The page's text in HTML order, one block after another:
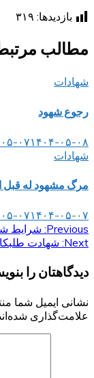
بازدیدها: ۳۱۹
مطالب
شهادات
رجوع شهود
۱۴۰۴-۰۵-۰۸
شهادات
مرگ مشهود له قبل
۱۴۰۴-۰۵-۰۷
راهبری
Previous: شرایط
Next: شهادت
دیدگاهتان را
نشانی ایمیل شما
علامت‌گذاری